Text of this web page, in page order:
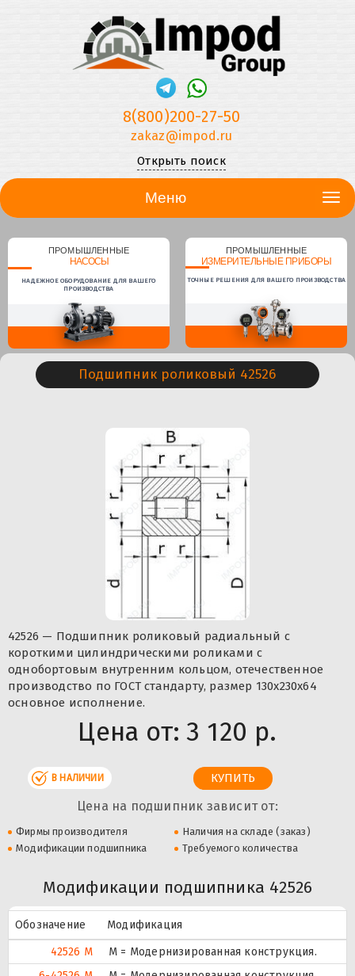
8(800)200-27-50
zakaz@impod.ru
Открыть поиск
Меню
ПРОМЫШЛЕННЫЕ
НАСОСЫ
НАДЕЖНОЕ ОБОРУДОВАНИЕ ДЛЯ ВАШЕГО
ПРОИЗВОДСТВА
ПРОМЫШЛЕННЫЕ
ИЗМЕРИТЕЛЬНЫЕ ПРИБОРЫ
ТОЧНЫЕ РЕШЕНИЯ ДЛЯ ВАШЕГО ПРОИЗВОДСТВА
Подшипник роликовый 42526
42526 — Подшипник роликовый радиальный с
короткими цилиндрическими роликами с
однобортовым внутренним кольцом, отечественное
производство по ГОСТ стандарту, размер 130x230x64
основное исполнение.
Цена от: 3 120 р.
В НАЛИЧИИ
Цена на подшипник зависит от:
Фирмы производителя
Наличия на складе (заказ)
Модификации подшипника
Требуемого количества
Модификации подшипника 42526
Обозначение
Модификация
42526 М
М = Модернизированная конструкция.